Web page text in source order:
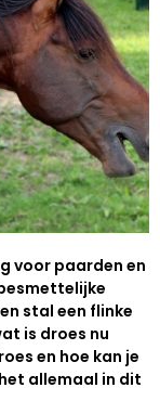
voor paarden en
stal een flinke
is droes nu
en hoe kan je
allemaal in dit